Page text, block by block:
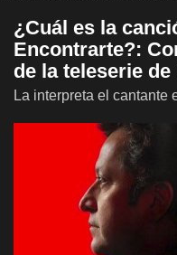
¿Cuál es la
Encontrarte?:
de la teleserie de
La interpreta el cantante